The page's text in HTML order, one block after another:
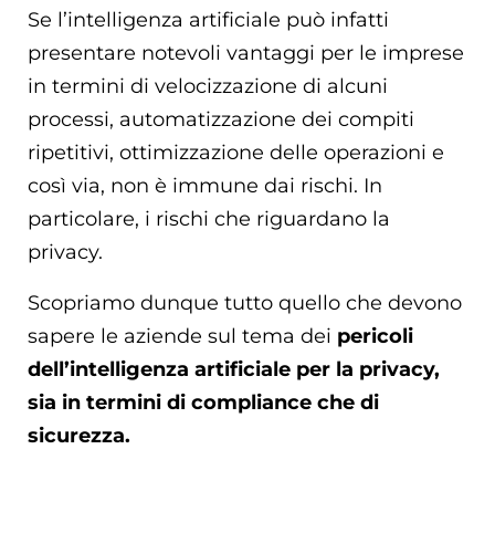
Se l’intelligenza artificiale può infatti
presentare notevoli vantaggi per le imprese
in termini di velocizzazione di alcuni
processi, automatizzazione dei compiti
ripetitivi, ottimizzazione delle operazioni e
così via, non è immune dai rischi. In
particolare, i rischi che riguardano la
privacy.
Scopriamo dunque tutto quello che devono
sapere le aziende sul tema dei pericoli
dell’intelligenza artificiale per la privacy,
sia in termini di compliance che di
sicurezza.